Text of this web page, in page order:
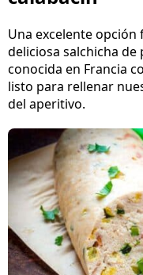
Una excelente opción
deliciosa salchicha
conocida en Francia
listo para rellenar
del aperitivo.